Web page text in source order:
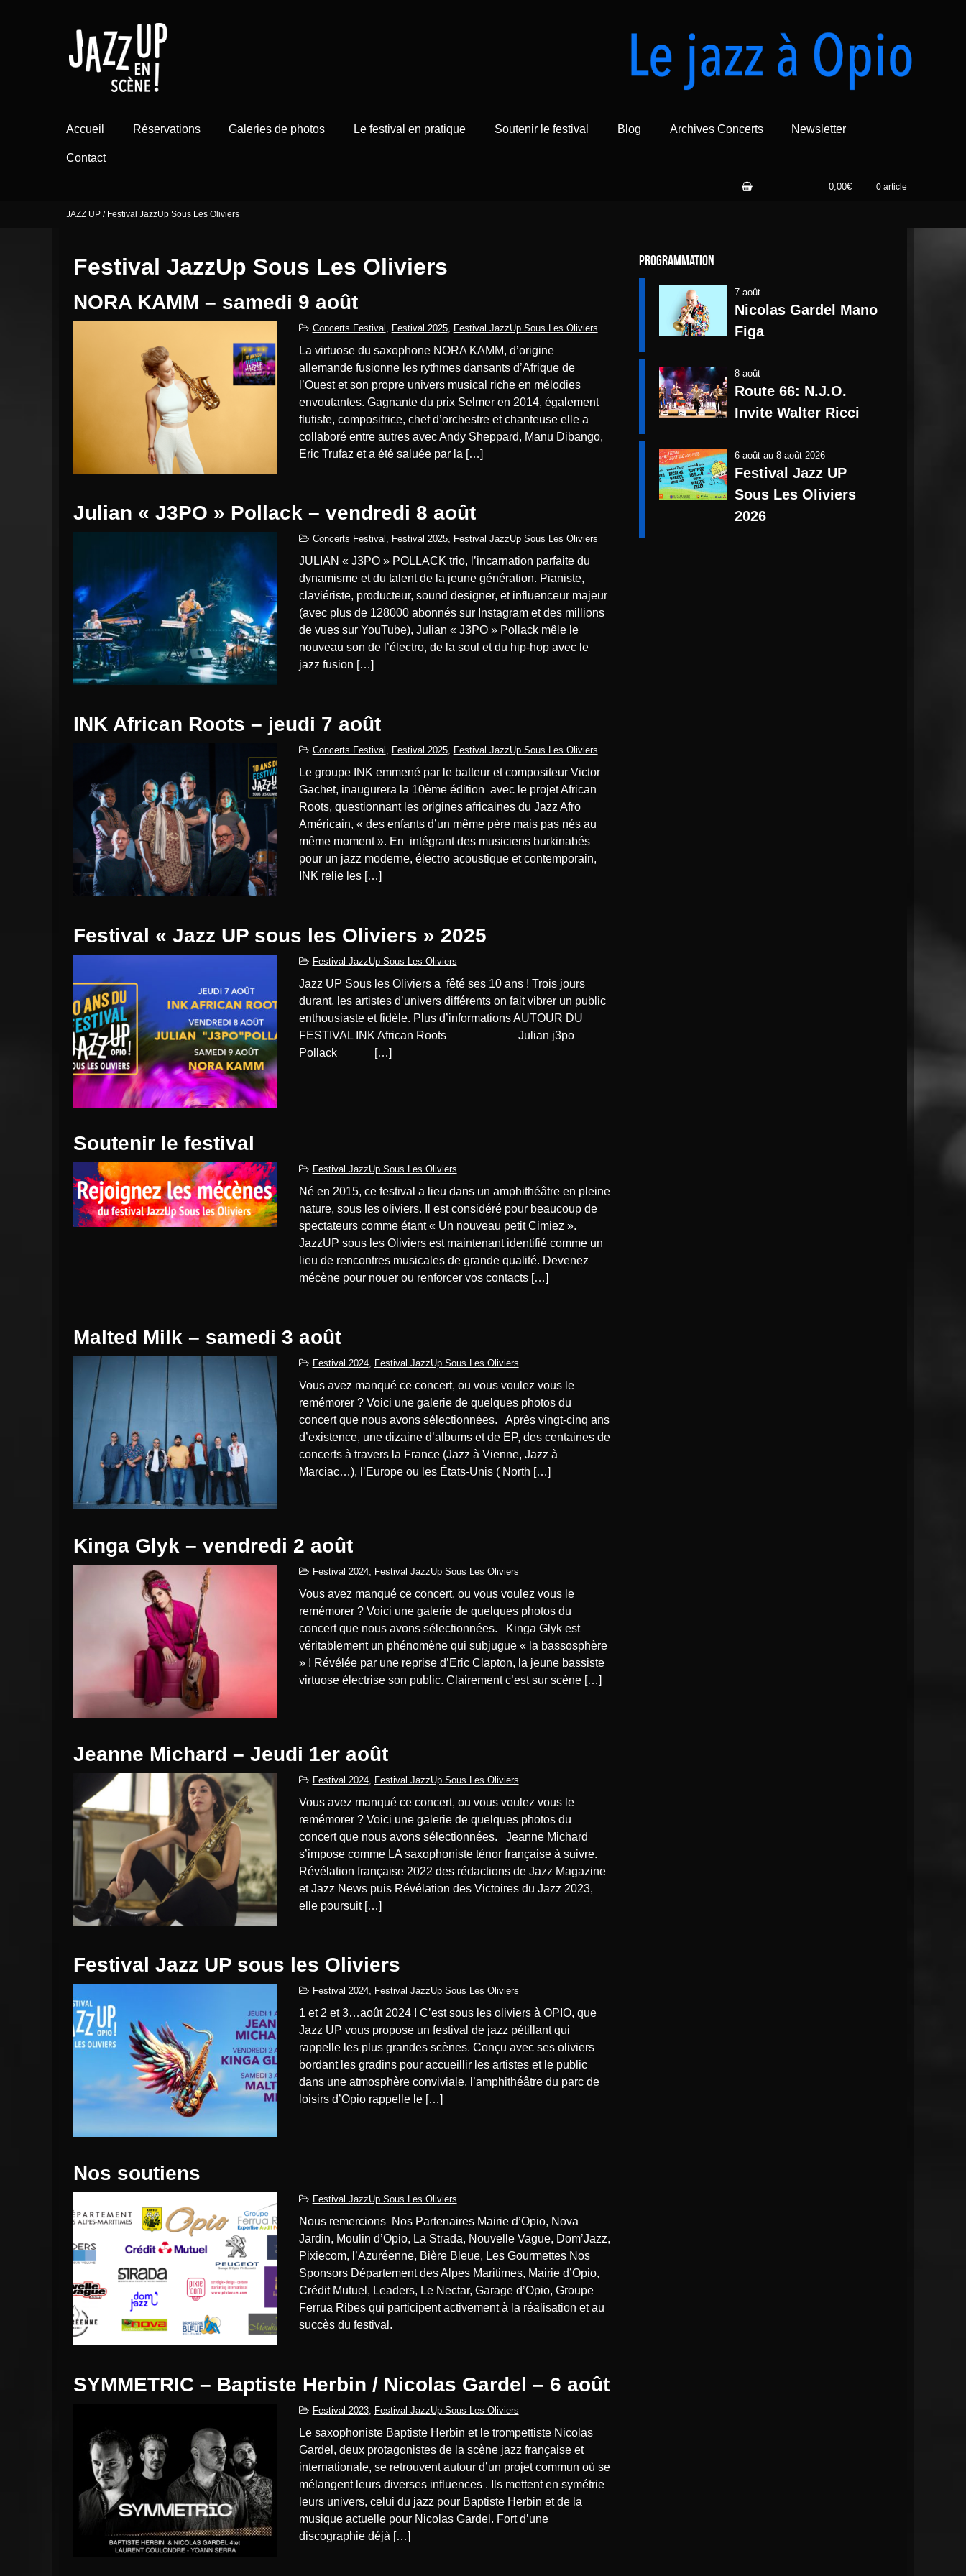
Accueil Réservations Galeries de photos Le festival en pratique Soutenir le festival Blog Archives Concerts Newsletter
Contact
0,00€ 0 article
JAZZ UP/ Festival JazzUp Sous Les Oliviers
Festival JazzUp Sous Les Oliviers
NORA KAMM – samedi 9 août
Concerts Festival Festival 2025, Festival JazzUp Sous Les Oliviers
la virtuose du saxophone NORA KAMM, d’origine
allemande fusionne les rythmes dansants d’Afrique de
l’Ouest et son propre univers musical riche en mélodies
envoutantes. Gagnante du prix Selmer en 2014, également
flutiste, compositrice, chef d’orchestre et chanteuse elle a
collaboré entre autres avec Andy Sheppard, Manu Dibango,
Eric Trufaz et a été saluée par la […]
Julian « J3PO » Pollack – vendredi 8 août
Concerts Festival , Festival 2025, Festival JazzUp Sous Les Oliviers
JULIAN « J3PO » POLLACK trio, l’incarnation parfaite du
dynamisme et du talent de la jeune génération. Pianiste,
claviériste, producteur, sound designer, et influenceur majeur
(avec plus de 128000 abonnés sur Instagram et des millions
de vues sur YouTube), Julian « J3PO » Pollack mêle le
nouveau son de l’électro, de la soul et du hip-hop avec le
jazz fusion […]
INK African Roots – jeudi 7 août
Concerts Festival , Festival 2025, Festival JazzUp Sous Les Oliviers
Le groupe INK emmené par le batteur et compositeur Victor
Gachet, inaugurera la 10ème édition avec le projet African
Roots, questionnant les origines africaines du Jazz Afro
Américain, « des enfants d’un même père mais pas nés au
même moment ». En intégrant des musiciens burkinabés
pour un jazz moderne, électro acoustique et contemporain,
INK relie les […]
Festival « Jazz UP sous les Oliviers » 2025
Festival JazzUp Sous Les Oliviers
Jazz UP Sous les Oliviers a fêté ses 10 ans ! Trois jours
durant, les artistes d’univers différents on fait vibrer un public
enthousiaste et fidèle. Plus d’informations AUTOUR DU
FESTIVAL INK African Roots Julian j3po
Pollack […]
Soutenir le festival
Festival JazzUp Sous Les Oliviers
Né en 2015, ce festival a lieu dans un amphithéâtre en pleine
nature, sous les oliviers. Il est considéré pour beaucoup de
spectateurs comme étant « Un nouveau petit Cimiez ».
JazzUP sous les Oliviers est maintenant identifié comme un
lieu de rencontres musicales de grande qualité. Devenez
mécène pour nouer ou renforcer vos contacts […]
Malted Milk – samedi 3 août
Festival 2024, Festival JazzUp Sous Les Oliviers
Vous avez manqué ce concert, ou vous voulez vous le
remémorer ? Voici une galerie de quelques photos du
concert que nous avons sélectionnées. Après vingt-cinq ans
d’existence, une dizaine d’albums et de EP, des centaines de
concerts à travers la France (Jazz à Vienne, Jazz à
Marciac…), l’Europe ou les États-Unis ( North […]
Kinga Glyk – vendredi 2 août
Festival 2024, Festival JazzUp Sous Les Oliviers
Vous avez manqué ce concert, ou vous voulez vous le
remémorer ? Voici une galerie de quelques photos du
concert que nous avons sélectionnées. Kinga Glyk est
véritablement un phénomène qui subjugue « la bassosphère
» ! Révélée par une reprise d’Eric Clapton, la jeune bassiste
virtuose électrise son public. Clairement c’est sur scène […]
Jeanne Michard – Jeudi 1er août
Festival 2024, Festival JazzUp Sous Les Oliviers
Vous avez manqué ce concert, ou vous voulez vous le
remémorer ? Voici une galerie de quelques photos du
concert que nous avons sélectionnées. Jeanne Michard
s’impose comme LA saxophoniste ténor française à suivre.
Révélation française 2022 des rédactions de Jazz Magazine
et Jazz News puis Révélation des Victoires du Jazz 2023,
elle poursuit […]
Festival Jazz UP sous les Oliviers
Festival 2024, Festival JazzUp Sous Les Oliviers
1 et 2 et 3…août 2024 ! C’est sous les oliviers à OPIO, que
Jazz UP vous propose un festival de jazz pétillant qui
rappelle les plus grandes scènes. Conçu avec ses oliviers
bordant les gradins pour accueillir les artistes et le public
dans une atmosphère conviviale, l’amphithéâtre du parc de
loisirs d’Opio rappelle le […]
Nos soutiens
Festival JazzUp Sous Les Oliviers
Nous remercions Nos Partenaires Mairie d’Opio, Nova
Jardin, Moulin d’Opio, La Strada, Nouvelle Vague, Dom’Jazz,
Pixiecom, l’Azuréenne, Bière Bleue, Les Gourmettes Nos
Sponsors Département des Alpes Maritimes, Mairie d’Opio,
Crédit Mutuel, Leaders, Le Nectar, Garage d’Opio, Groupe
Ferrua Ribes qui participent activement à la réalisation et au
succès du festival.
SYMMETRIC – Baptiste Herbin / Nicolas Gardel – 6 août
Festival 2023, Festival JazzUp Sous Les Oliviers
Le saxophoniste Baptiste Herbin et le trompettiste Nicolas
Gardel, deux protagonistes de la scène jazz française et
internationale, se retrouvent autour d’un projet commun où se
mélangent leurs diverses influences . Ils mettent en symétrie
leurs univers, celui du jazz pour Baptiste Herbin et de la
musique actuelle pour Nicolas Gardel. Fort d’une
discographie déjà […]
Programmation
7 août
Nicolas Gardel Mano
Figa
8 août
Route 66: N.J.O.
Invite Walter Ricci
6 aoûtau 8 août 2026
Festival Jazz UP
Sous Les Oliviers
2026